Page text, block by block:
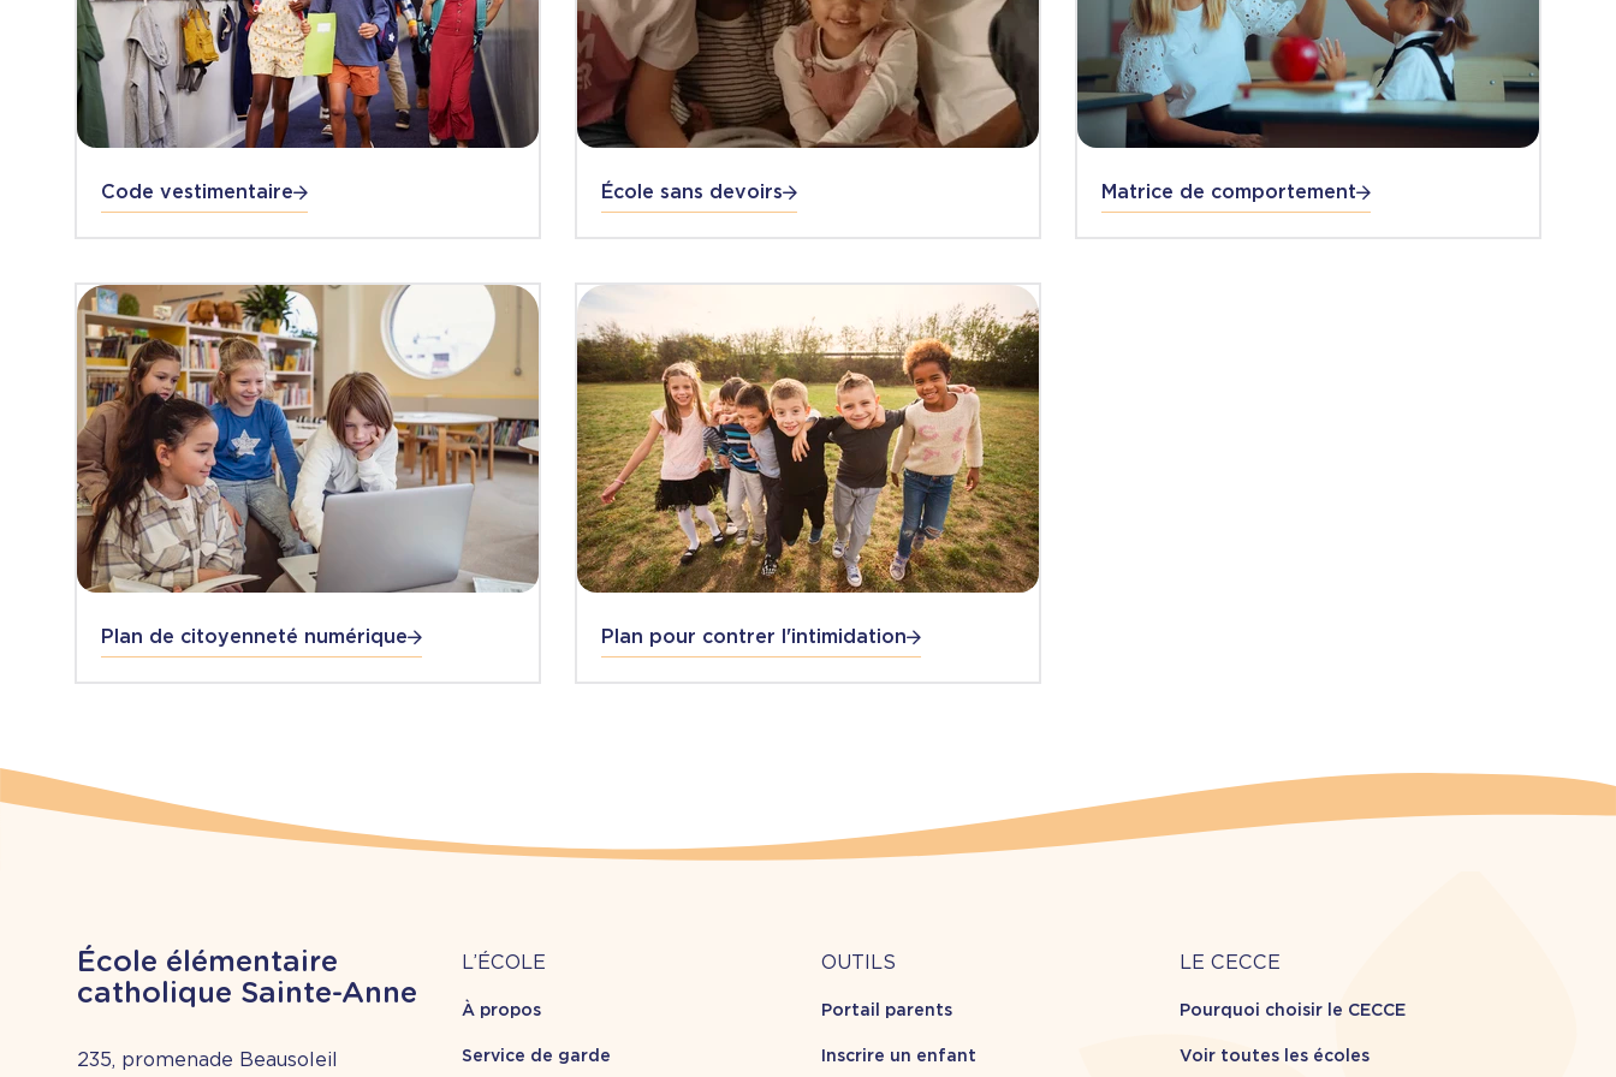
Code vestimentaire École sans devoirs Matrice de comportement
Plan de citoyenneté numérique Plan pour contrer l'intimidation
École élémentaire
catholique Sainte-Anne
235, promenade Beausoleil
À
propos
L’ÉCOLE
À propos
Service de garde
Outils
OUTILS
Portail parents
Inscrire un enfant
Carrière
LE CECCE
Pourquoi choisir le CECCE
Voir toutes les écoles